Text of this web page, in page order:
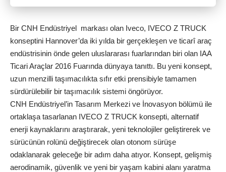
Bir CNH Endüstriyel markası olan Iveco, IVECO Z TRUCK
konseptini Hannover’da iki yılda bir gerçekleşen ve ticarî araç
endüstrisinin önde gelen uluslararası fuarlarından biri olan IAA
Ticari Araçlar 2016 Fuarında dünyaya tanıttı. Bu yeni konsept,
uzun menzilli taşımacılıkta sıfır etki prensibiyle tamamen
sürdürülebilir bir taşımacılık sistemi öngörüyor.
CNH Endüstriyel’in Tasarım Merkezi ve İnovasyon bölümü ile
ortaklaşa tasarlanan IVECO Z TRUCK konsepti, alternatif
enerji kaynaklarını araştırarak, yeni teknolojiler geliştirerek ve
sürücünün rolünü değiştirecek olan otonom sürüşe
odaklanarak geleceğe bir adım daha atıyor. Konsept, gelişmiş
aerodinamik, güvenlik ve yeni bir yaşam kabini alanı yaratma